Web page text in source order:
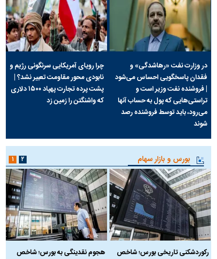
در وزارت نفت «رهاشدگی» و
فقدان پاسخگویی احساس می‌شود
| فروشنده نفت وزیر است و
تراستی‌هایی که پول به حساب آنها
می‌رود، باید توسط فروشنده رصد
شوند
چرا رویای آمریکایی سرنگونی رژیم و
نابودی محور مقاومت تعبیر نشد؟ |
پشت پرده تجارت پهپاد‌ ۱۵۰۰ دلاری
که واشنگتن را زمین زد
بورس و بازار سهام
رکوردشکنی تاریخی بورس؛ شاخص
هجوم نقدینگی به بورس؛ شاخص
۱ ۲